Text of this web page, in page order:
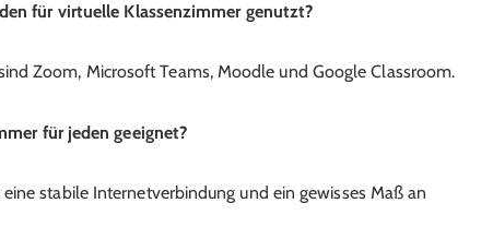
für virtuelle Klassenzimmer genutzt?
Zoom, Microsoft Teams, Moodle und Google Classroom.
für jeden geeignet?
eine stabile Internetverbindung und ein gewisses Maß an